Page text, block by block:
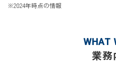
※2024年時点の情報
WHAT
業務